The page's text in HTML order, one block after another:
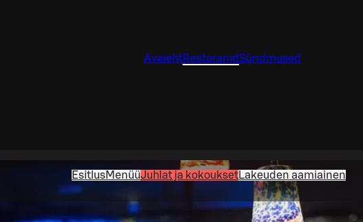
AvalehtRestoranidSündmused
EsitlusMenüüJuhlat ja kokouksetLakeuden aamiainen